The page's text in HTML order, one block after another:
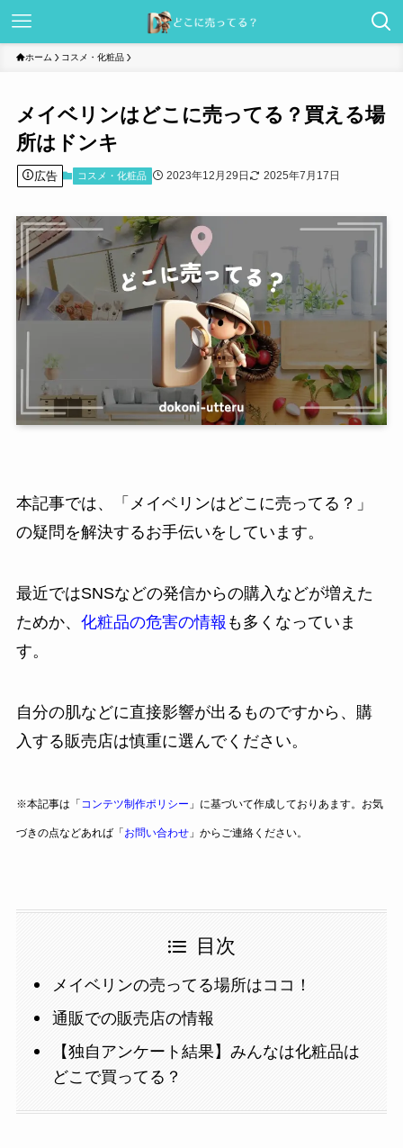
ホーム コスメ・化粧品
メイベリンはどこに売ってる？買える場
所はドンキ
広告 コスメ・化粧品 2023年12月29日 2025年7月17日
本記事では、「メイベリンはどこに売ってる？」
の疑問を解決するお手伝いをしています。
最近ではSNSなどの発信からの購入などが増えた
ためか、 化粧品の危害の情報 も多くなっていま
す。
自分の肌などに直接影響が出るものですから、購
入する販売店は慎重に選んでください。
※本記事は「 コンテツ制作ポリシー 」に基づいて作成しておりあます。お気
づきの点などあれば「お問い合わせ」からご連絡ください。
目次
メイベリンの売ってる場所はココ！
通販での販売店の情報
【独自アンケート結果】みんなは化粧品は
どこで買ってる？